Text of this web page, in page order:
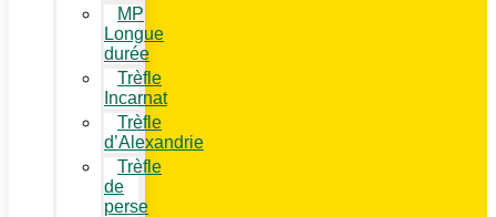
MP
Longue
durée
Trèfle
Incarnat
Trèfle
d’Alexandrie
Trèfle
de
perse